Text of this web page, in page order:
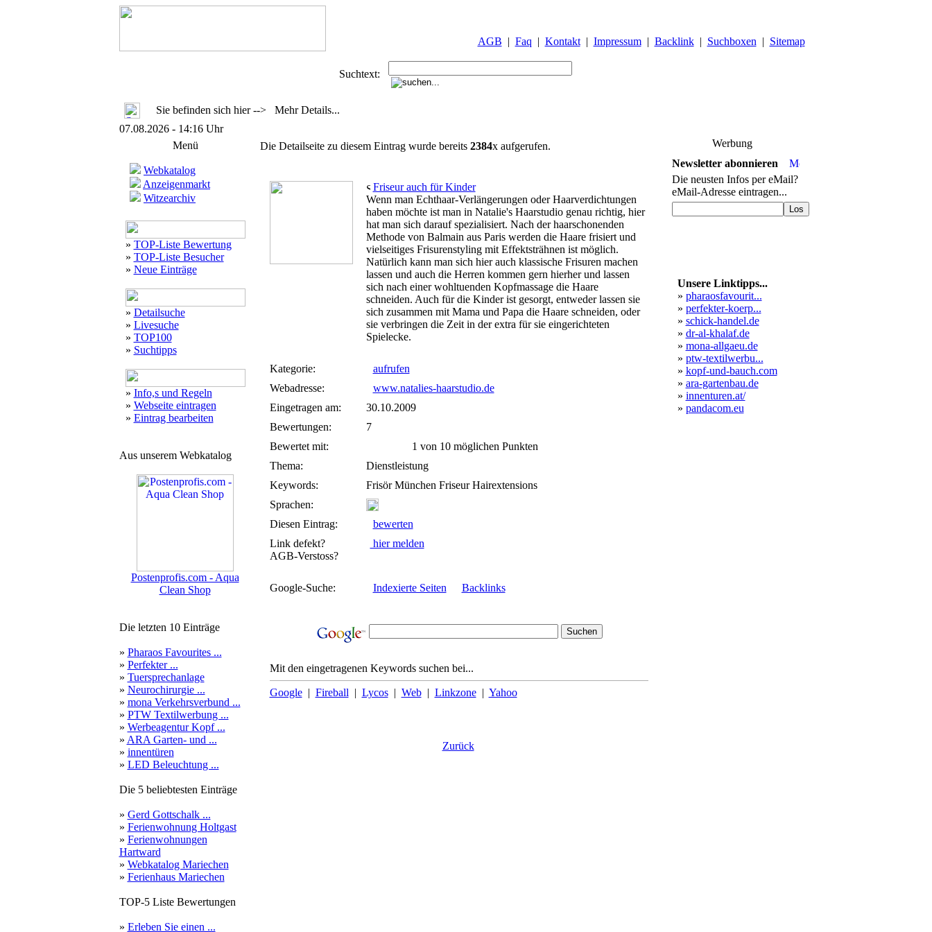
AGB | Faq | Kontakt| Impressum| Backlink| Suchboxen | Sitemap
Suchtext:
Sie befinden sich hier --> Mehr Details...
07.08.2026 - 14:16 Uhr
Menü
Webkatalog
Anzeigenmarkt
Witzearchiv
» TOP-Liste Bewertung
» TOP-Liste Besucher
» Neue Einträge
» Detailsuche
» Livesuche
» TOP100
» Suchtipps
» Info,s und Regeln
» Webseite eintragen
» Eintrag bearbeiten
Aus unserem Webkatalog
Postenprofis.com - Aqua
Clean Shop
Die letzten 10 Einträge
» Pharaos Favourites ...
» Perfekter ...
» Tuersprechanlage
» Neurochirurgie ...
» mona Verkehrsverbund ...
» PTW Textilwerbung ...
» Werbeagentur Kopf ...
» ARA Garten- und ...
» innentüren
» LED Beleuchtung ...
Die 5 beliebtesten Einträge
» Gerd Gottschalk ...
» Ferienwohnung Holtgast
» Ferienwohnungen
Hartward
» Webkatalog Mariechen
» Ferienhaus Mariechen
TOP-5 Liste Bewertungen
» Erleben Sie einen ...
Die Detailseite zu diesem Eintrag wurde bereits 2384x aufgerufen.
Friseur auch für Kinder
Wenn man Echthaar-Verlängerungen oder Haarverdichtungen
haben möchte ist man in Natalie's Haarstudio genau richtig, hier
hat man sich darauf spezialisiert. Nach der haarschonenden
Methode von Balmain aus Paris werden die Haare frisiert und
vielseitiges Frisurenstyling mit Effektsträhnen ist möglich.
Natürlich kann man sich hier auch klassische Frisuren machen
lassen und auch die Herren kommen gern hierher und lassen
sich nach einer wohltuenden Kopfmassage die Haare
schneiden. Auch für die Kinder ist gesorgt, entweder lassen sie
sich zusammen mit Mama und Papa die Haare schneiden, oder
sie verbringen die Zeit in der extra für sie eingerichteten
Spielecke.
Kategorie:
aufrufen
Webadresse:
www.natalies-haarstudio.de
Eingetragen am:
30.10.2009
Bewertungen:
7
Bewertet mit:
1 von 10 möglichen Punkten
Thema:
Dienstleistung
Keywords:
Frisör München Friseur Hairextensions
Sprachen:
Diesen Eintrag:
bewerten
Link defekt?
AGB-Verstoss?
hier melden
Google-Suche: Indexierte Seiten Backlinks
Mit den eingetragenen Keywords suchen bei...
Google| Fireball | Lycos| Web| Linkzone| Yahoo
Zurück
Werbung
Newsletter abonnieren
Die neusten Infos per eMail?
eMail-Adresse eintragen...
Unsere Linktipps...
» pharaosfavourit...
» perfekter-koerp...
» schick-handel.de
» dr-al-khalaf.de
» mona-allgaeu.de
» ptw-textilwerbu...
» kopf-und-bauch.com
» ara-gartenbau.de
» innenturen.at/
» pandacom.eu